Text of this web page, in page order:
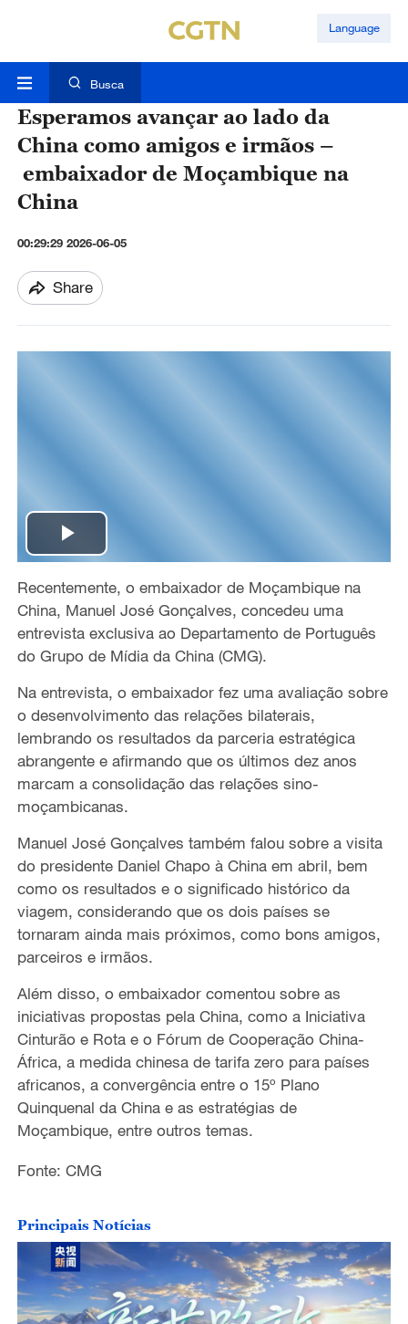
Language
Busca
Esperamos avançar ao lado da
China como amigos e irmãos –
embaixador de Moçambique na
China
00:29:29 2026-06-05
Share
P
l
a
V
i
d
e
o
Recentemente, o embaixador de Moçambique na
China, Manuel José Gonçalves, concedeu uma
entrevista exclusiva ao Departamento de Português
do Grupo de Mídia da China (CMG).
Na entrevista, o embaixador fez uma avaliação sobre
o desenvolvimento das relações bilaterais,
lembrando os resultados da parceria estratégica
abrangente e afirmando que os últimos dez anos
marcam a consolidação das relações sino-
moçambicanas.
Manuel José Gonçalves também falou sobre a visita
do presidente Daniel Chapo à China em abril, bem
como os resultados e o significado histórico da
viagem, considerando que os dois países se
tornaram ainda mais próximos, como bons amigos,
parceiros e irmãos.
Além disso, o embaixador comentou sobre as
iniciativas propostas pela China, como a Iniciativa
Cinturão e Rota e o Fórum de Cooperação China-
África, a medida chinesa de tarifa zero para países
africanos, a convergência entre o 15º Plano
Quinquenal da China e as estratégias de
Moçambique, entre outros temas.
Fonte: CMG
Principais Notícias